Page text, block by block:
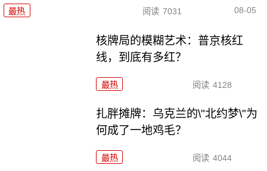
最热 阅读 7031 08-05
核牌局的模糊艺术：普京核红
线，到底有多红？
最热 阅读 4128
扎胖摊牌：乌克兰的\"北约梦\"为
何成了一地鸡毛？
最热 阅读 4044